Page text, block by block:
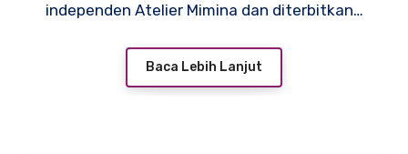
independen Atelier Mimina dan diterbitkan…
Baca Lebih Lanjut